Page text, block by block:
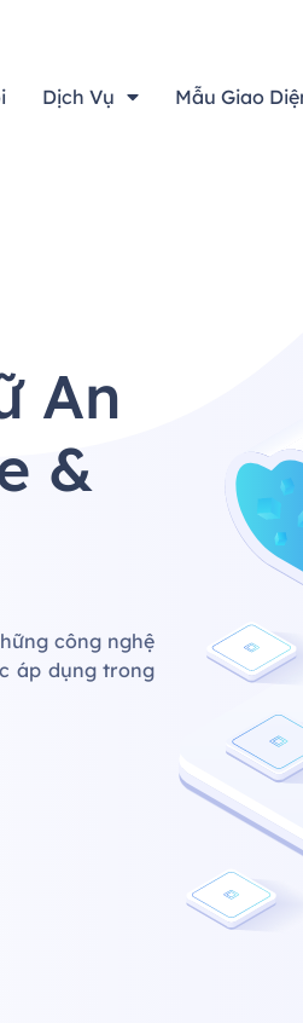
Dịch Vụ Mẫu Giao
An
&
công nghệ
áp dụng trong